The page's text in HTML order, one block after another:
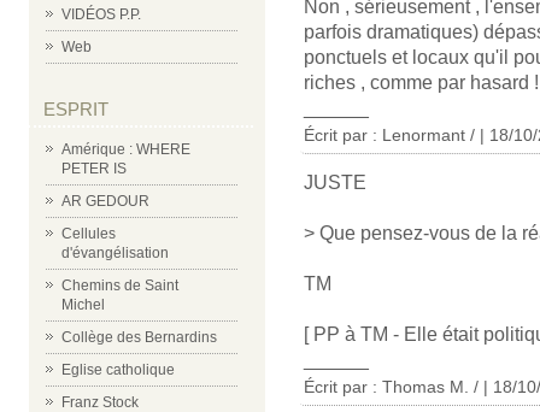
VIDÉOS P.P.
Web
ESPRIT
Amérique : WHERE
PETER IS
AR GEDOUR
Cellules
d'évangélisation
Chemins de Saint
Michel
Collège des Bernardins
Eglise catholique
Franz Stock
Non , sérieusement ,
parfois dramatiques)
ponctuels et locaux qu'il
riches , comme par hasard !
Écrit par : Lenormant / | 18/
JUSTE
> Que pensez-vous de la
TM
[ PP à TM - Elle était
Écrit par : Thomas M. / | 18/